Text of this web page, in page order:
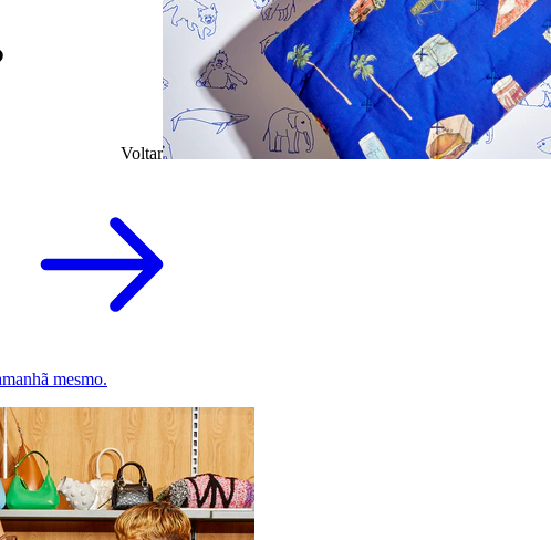
Voltar
mesmo.